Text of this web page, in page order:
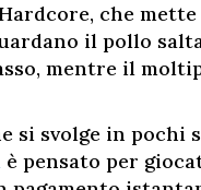
che
il pollo
mentre il
si svolge in pochi
è pensato per